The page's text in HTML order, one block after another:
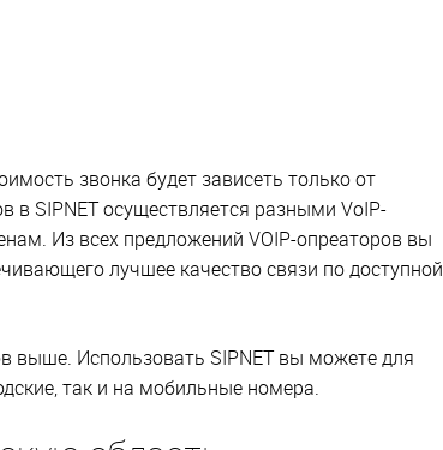
звонка будет зависеть только от
в SIPNET осуществляется разными VoIP-
Из всех предложений VOIP-опреаторов вы
лучшее качество связи по доступной
выше. Использовать SIPNET вы можете для
так и на мобильные номера.